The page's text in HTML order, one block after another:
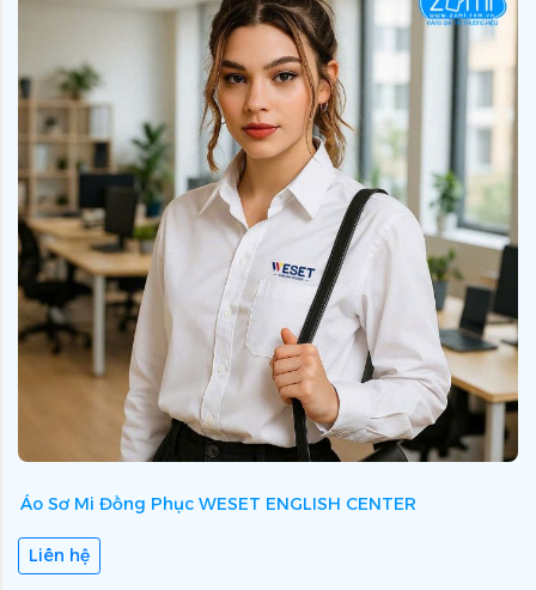
Áo Sơ Mi Đồng Phục WESET ENGLISH CENTER
Liên hệ